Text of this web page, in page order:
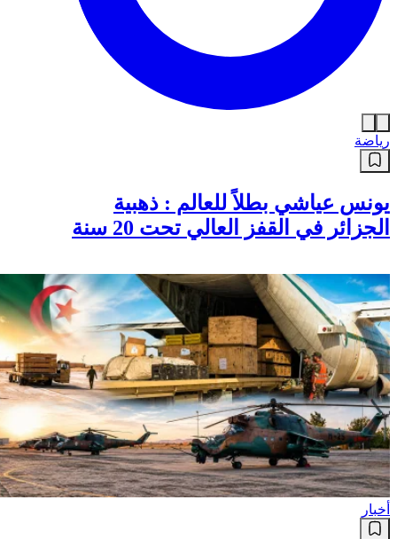
رياضة
يونس عياشي بطلاً للعالم : ذهبية
الجزائر في القفز العالي تحت 20 سنة
أخبار